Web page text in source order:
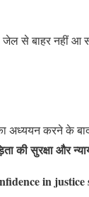
जेल से बाहर नहीं आ
अध्ययन करने के
की सुरक्षा और
in justice